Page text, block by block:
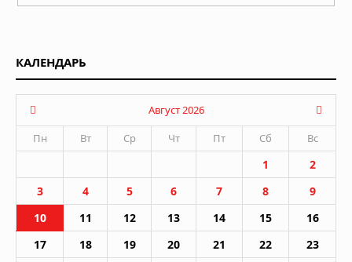
КАЛЕНДАРЬ
Август 2026
Пн
Вт Ср Чт Пт Сб Вс
1
2
3
4 5 6 7 8
9
10
11 12 13 14 15
16
17
18 19 20 21 22
23